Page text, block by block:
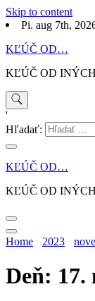
Skip to content
Pi. aug 7th,
KĽÚČ OD…
KĽÚČ OD
'
Hľadať:
KĽÚČ OD…
KĽÚČ OD
Home 2023
Deň: 17.